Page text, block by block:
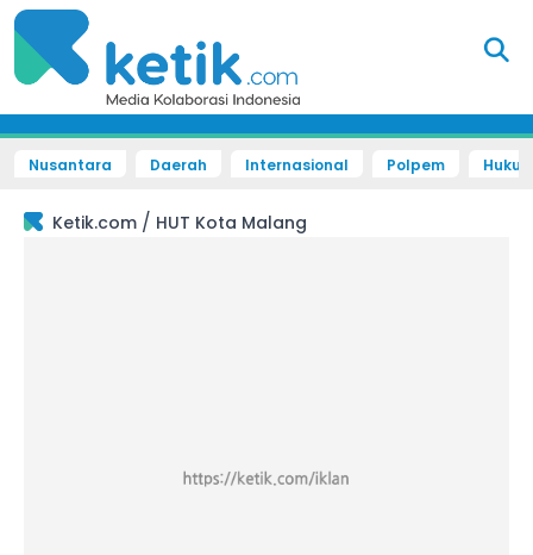
Nusantara Daerah Internasional Polpem
Ketik.com / HUT Kota Malang